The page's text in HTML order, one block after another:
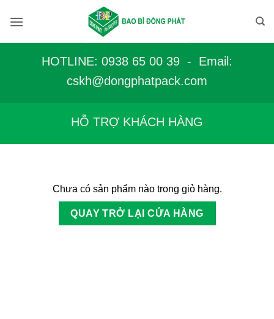
qua
HOTLINE: 0938 65 00 39 - Email:
cskh@dongphatpack.com
HỖ TRỢ KHÁCH HÀNG
Chưa có sản phẩm nào trong giỏ hàng.
QUAY TRỞ LẠI CỬA HÀNG